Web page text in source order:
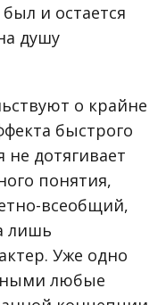
и остается
душу
о крайне
быстрого
не дотягивает
понятия,
всеобщий,
лишь
Уже одно
любые